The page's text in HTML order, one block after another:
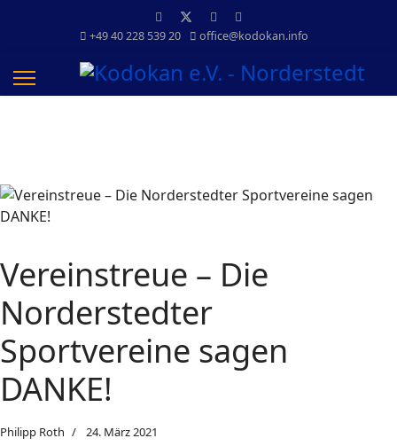
+49 40 228 539 20 office@kodokan.info
Vereinstreue – Die
Norderstedter
Sportvereine sagen
DANKE!
Philipp Roth 24. März 2021